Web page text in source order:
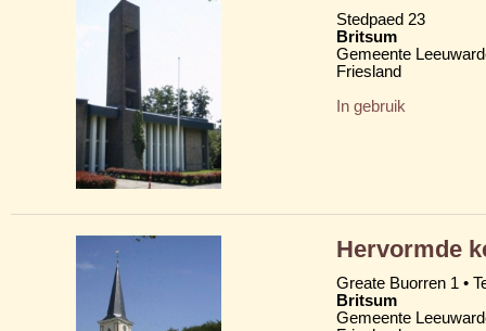
Stedpaed 23
Britsum
Gemeente
Friesland
In gebruik
Hervormde
Greate Buorren 1 •
Britsum
Gemeente